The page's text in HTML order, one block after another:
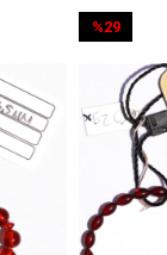
%29İndirim